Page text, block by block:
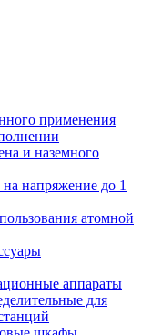
применения
и наземного
напряжение до 1
атомной
аппараты
для